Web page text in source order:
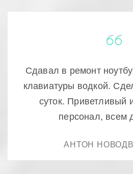
Очень качественный
быстро , ещё раз
РУСТАМ